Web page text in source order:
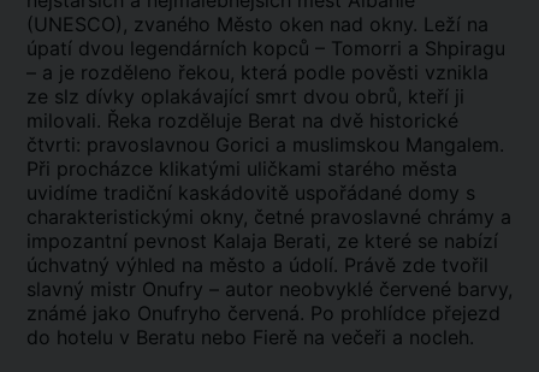
(UNESCO), zvaného Město oken nad okny. Leží na
úpatí dvou legendárních kopců – Tomorri a Shpiragu
– a je rozděleno řekou, která podle pověsti vznikla
ze slz dívky oplakávající smrt dvou obrů, kteří ji
milovali. Řeka rozděluje Berat na dvě historické
čtvrti: pravoslavnou Gorici a muslimskou Mangalem.
Při procházce klikatými uličkami starého města
uvidíme tradiční kaskádovitě uspořádané domy s
charakteristickými okny, četné pravoslavné chrámy a
impozantní pevnost Kalaja Berati, ze které se nabízí
úchvatný výhled na město a údolí. Právě zde tvořil
slavný mistr Onufry – autor neobvyklé červené barvy,
známé jako Onufryho červená. Po prohlídce přejezd
do hotelu v Beratu nebo Fierě na večeři a nocleh.